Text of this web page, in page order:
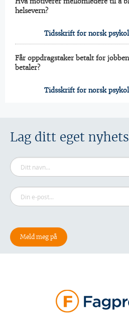
helsevern?
Tidsskrift for norsk
Får oppdragstaker betalt for
betaler?
Tidsskrift for norsk
Lag ditt eget